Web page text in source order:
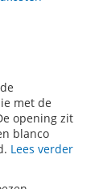
met de
opening zit
blanco
Lees verder